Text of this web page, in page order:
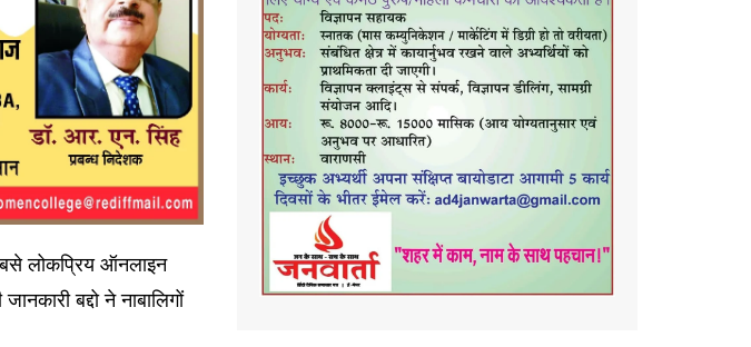
लोकप्रिय ऑनलाइन
बद्दो ने नाबालिगों